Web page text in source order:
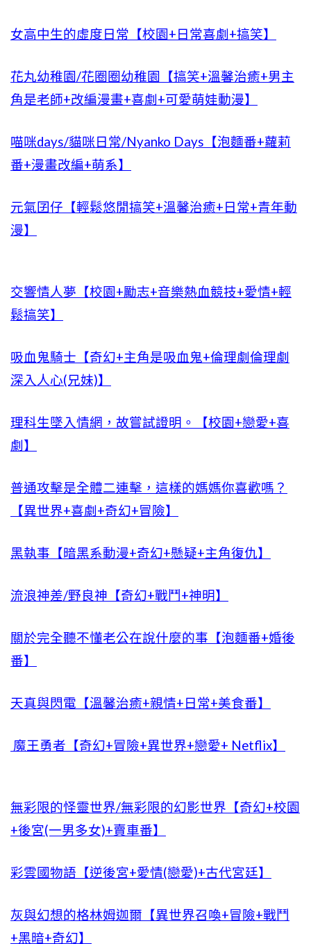
女高中生的虛度日常【校園+日常喜劇+搞笑】
花丸幼稚園/花圈圈幼稚園【搞笑+溫馨治癒+男主
角是老師+改編漫畫+喜劇+可愛萌娃動漫】
喵咪days/貓咪日常/Nyanko Days【泡麵番+蘿莉
番+漫畫改編+萌系】
元氣囝仔【輕鬆悠閒搞笑+溫馨治癒+日常+青年動
漫】
交響情人夢【校園+勵志+音樂熱血競技+愛情+輕
鬆搞笑】
吸血鬼騎士【奇幻+主角是吸血鬼+倫理劇倫理劇
深入人心(兄妹)】
理科生墜入情網，故嘗試證明。【校園+戀愛+喜
劇】
普通攻擊是全體二連擊，這樣的媽媽你喜歡嗎？
【異世界+喜劇+奇幻+冒險】
黑執事【暗黑系動漫+奇幻+懸疑+主角復仇】
流浪神差/野良神【奇幻+戰鬥+神明】
關於完全聽不懂老公在說什麼的事【泡麵番+婚後
番】
天真與閃電【溫馨治癒+親情+日常+美食番】
魔王勇者【奇幻+冒險+異世界+戀愛+ Netflix】
無彩限的怪靈世界/無彩限的幻影世界【奇幻+校園
+後宮(一男多女)+賣車番】
彩雲國物語【逆後宮+愛情(戀愛)+古代宮廷】
灰與幻想的格林姆迦爾【異世界召喚+冒險+戰鬥
+黑暗+奇幻】